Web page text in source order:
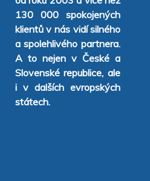
130 000 spokojených
klientů v nás vidí silného
a spolehlivého partnera.
A to nejen v České a
Slovenské republice, ale
i v dalších evropských
státech.